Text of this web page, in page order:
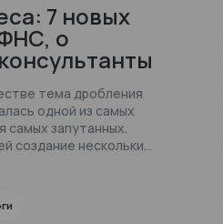
7 новых
о
тема дробления
одной из самых
запутанных.
создание нескольких